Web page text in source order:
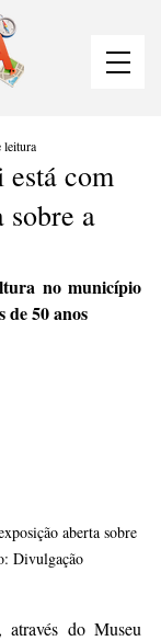
com
sobre a
leitura
no município
de 50 anos
aberta sobre
Divulgação
do Museu